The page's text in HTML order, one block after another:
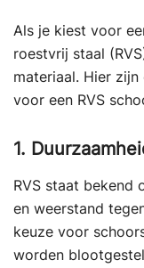
Als je kiest voor
roestvrij staal
materiaal. Hier
voor een RVS
1.
RVS staat bekend
en weerstand
keuze voor
worden